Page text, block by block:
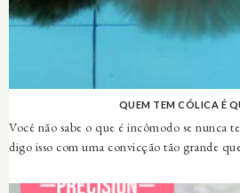
QUEM TEM CÓLICA É
Você não sabe o que é incômodo se nunca
digo isso com uma convicção tão grande